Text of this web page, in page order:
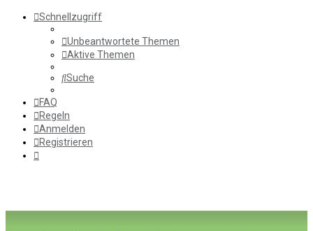
Schnellzugriff
Unbeantwortete Themen
Aktive Themen
Suche
FAQ
Regeln
Anmelden
Registrieren